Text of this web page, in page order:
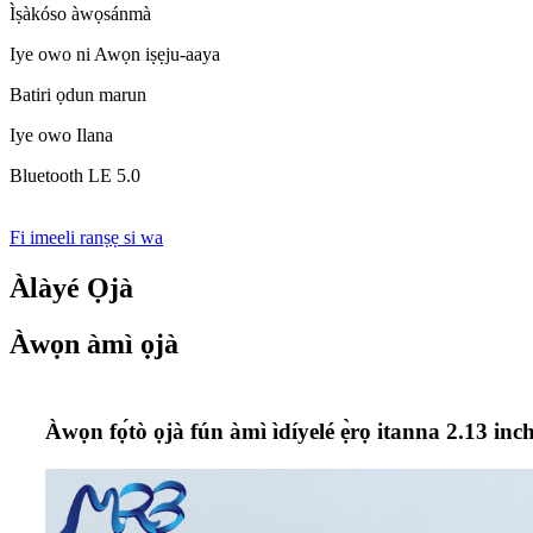
Ìṣàkóso àwọsánmà
Iye owo ni Awọn iṣẹju-aaya
Batiri ọdun marun
Iye owo Ilana
Bluetooth LE 5.0
Fi imeeli ranṣẹ si wa
Àlàyé Ọjà
Àwọn àmì ọjà
Àwọn fọ́tò ọjà fún àmì ìdíyelé ẹ̀rọ itanna 2.13